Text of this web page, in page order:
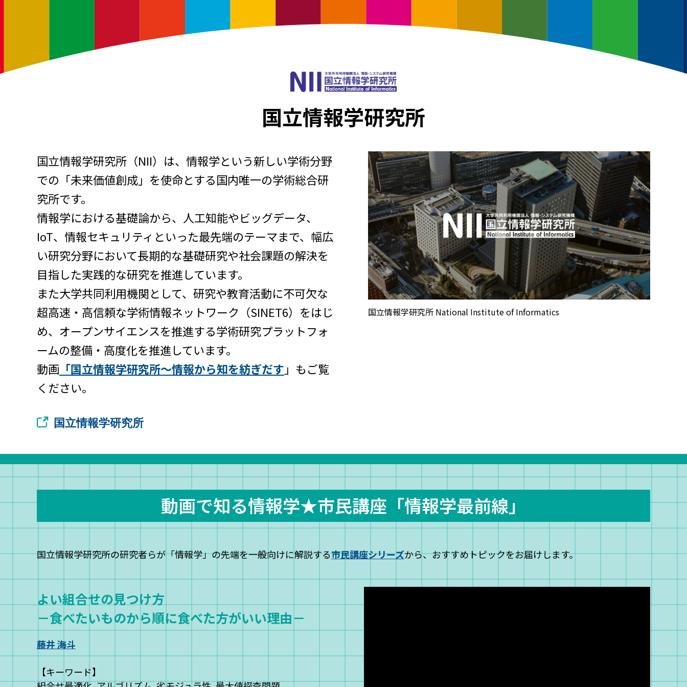
国立情報学研究所
国立情報学研究所（NII）は、情報学という新しい学術分野
での「未来価値創成」を使命とする国内唯一の学術総合研
究所です。
情報学における基礎論から、人工知能やビッグデータ、
IoT、情報セキュリティといった最先端のテーマまで、幅広
い研究分野において長期的な基礎研究や社会課題の解決を
目指した実践的な研究を推進しています。
また大学共同利用機関として、研究や教育活動に不可欠な
超高速・高信頼な学術情報ネットワーク（SINET6）をはじ
め、オープンサイエンスを推進する学術研究プラットフォ
ームの整備・高度化を推進しています。
動画 「国立情報学研究所〜情報から知を紡ぎだす 」もご覧
ください。
国立情報学研究所
国立情報学研究所 National Institute of Informatics
動画で知る情報学★市民講座「情報学最前線」
国立情報学研究所の研究者らが「情報学」の先端を一般向けに解説する市民講座シリーズから、おすすめトピックをお届けします。
よい組合せの見つけ方
－食べたいものから順に食べた方がいい理由－
藤井 海斗
【キーワード】